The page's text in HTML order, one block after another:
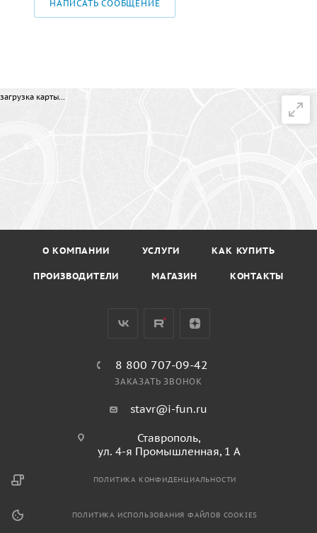
НАПИСАТЬ СООБЩЕНИЕ
загрузка карты...
О КОМПАНИИ УСЛУГИ КАК КУПИТЬ
ПРОИЗВОДИТЕЛИ МАГАЗИН КОНТАКТЫ
8 800 707-09-42
ЗАКАЗАТЬ ЗВОНОК
stavr@i-fun.ru
Ставрополь,
ул. 4-я Промышленная, 1 А
ПОЛИТИКА КОНФИДЕНЦИАЛЬНОСТИ
ПОЛИТИКА ИСПОЛЬЗОВАНИЯ ФАЙЛОВ COOKIES